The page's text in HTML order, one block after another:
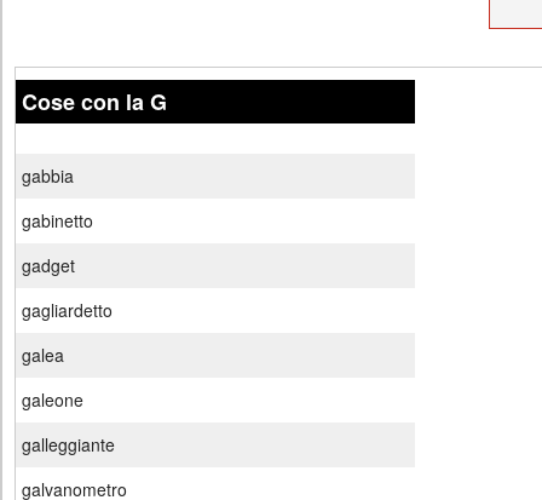
Cose con la G
gabbia
gabinetto
gadget
gagliardetto
galea
galeone
galleggiante
galvanometro